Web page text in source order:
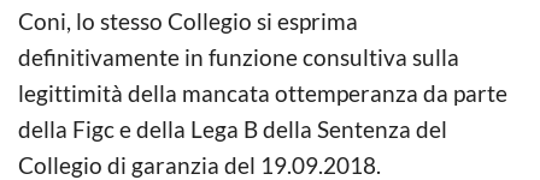
Coni, lo stesso Collegio si esprima
definitivamente in funzione consultiva sulla
legittimità della mancata ottemperanza da parte
della Figc e della Lega B della Sentenza del
Collegio di garanzia del 19.09.2018.